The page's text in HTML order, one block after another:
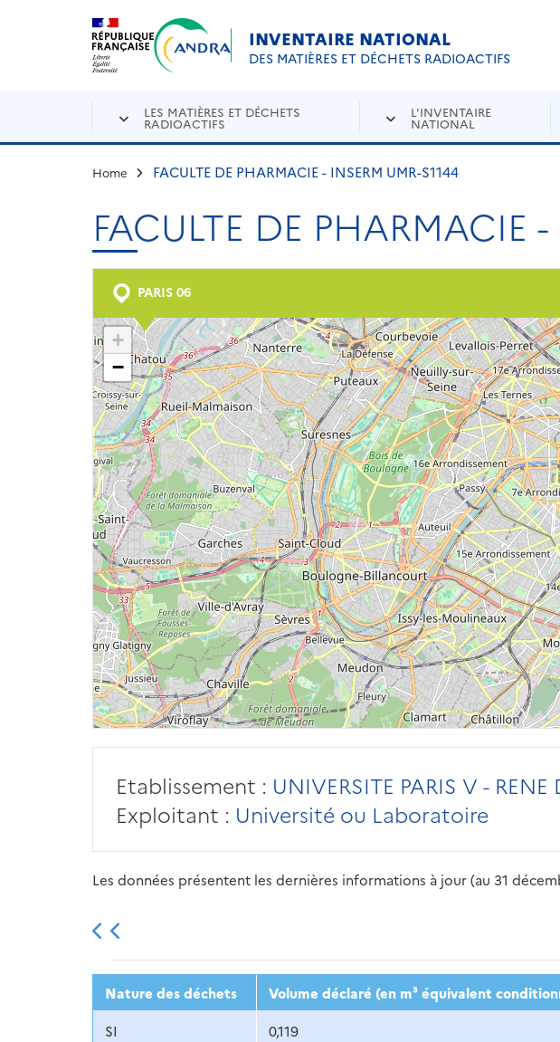
Aller au contenu principal
INVENTAIRE NATIONAL
DES MATIÈRES ET DÉCHETS RADIOACTIFS
LES MATIÈRES ET DÉCHETS
RADIOACTIFS
L'INVENTAIRE
NATIONAL
Home FACULTE DE PHARMACIE - INSERM UMR-S1144
FACULTE DE PHARMACIE
PARIS 06
+
−
Etablissement : UNIVERSITE PARIS V - RENE
Exploitant : Université ou Laboratoire
Les données présentent les dernières informations à jour (au 31
2013 2014 2015 2016 2017
Nature des déchets Volume déclaré (en m³ équivalent
SI
0,119